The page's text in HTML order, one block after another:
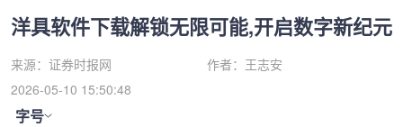
洋具软件下载解锁无限可能,开启数字新纪元
来源： 证券时报网 作者： 王志安
2026-05-10 15:50:48
字号